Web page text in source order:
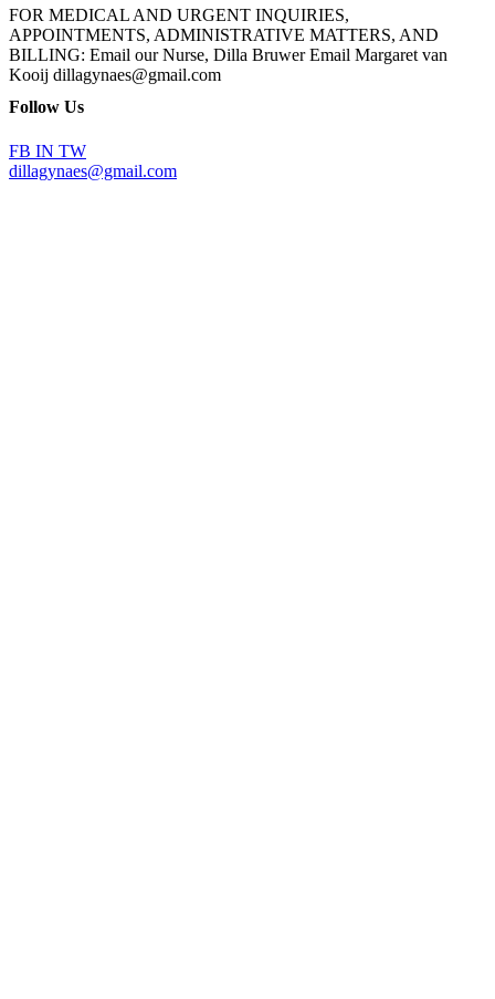
FOR MEDICAL AND URGENT INQUIRIES,
APPOINTMENTS, ADMINISTRATIVE MATTERS, AND
BILLING: Email our Nurse, Dilla Bruwer Email Margaret van
Kooij dillagynaes@gmail.com
Follow Us
FB IN TW
dillagynaes@gmail.com